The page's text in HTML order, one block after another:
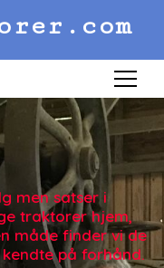
Menu
men satser i
traktorer hjem,
måde finder vi de
på forhånd.